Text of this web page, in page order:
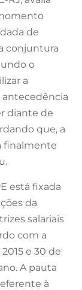
de
conjuntura
o
a
antecedência
diante de
que, a
finalmente
está fixada
da
salariais
com a
e 30 de
A pauta
à